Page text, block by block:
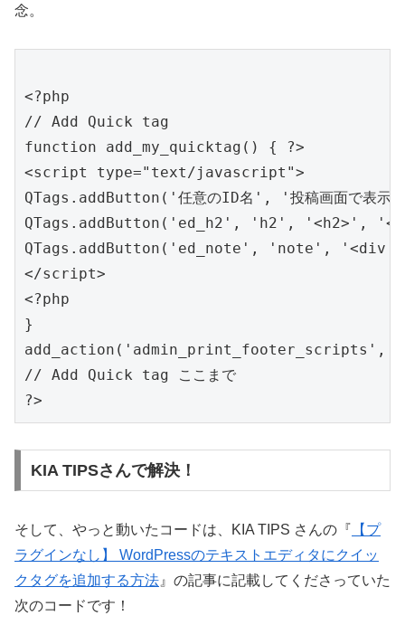
念。
<?php
// Add Quick tag
function add_my_quicktag() { ?>
<script type="text/javascript">
QTags.addButton('任意のID名', '投稿画面で表示
QTags.addButton('ed_h2', 'h2', '<h2>',
QTags.addButton('ed_note', 'note',
</script>
<?php
}
add_action('admin_print_footer_scripts',
// Add Quick tag ここまで
KIA TIPSさんで解決！
そして、やっと動いたコードは、KIA TIPS さんの『 【プ
ラグインなし】 WordPressのテキストエディタにクイッ
クタグを追加する方法 』の記事に記載してくださっていた
次のコードです！